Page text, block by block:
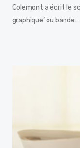
Colemont a écrit le
graphique’ ou bande…